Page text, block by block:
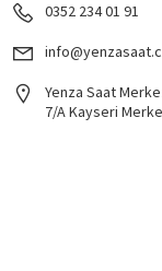
0352 234 01 91
Yenza Saat
7/A Kayseri